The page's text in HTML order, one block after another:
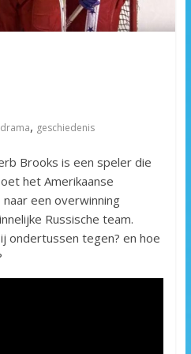
drama, geschiedenis
Brooks is een speler die
het Amerikaanse
een overwinning
Russische team.
ondertussen tegen? en hoe